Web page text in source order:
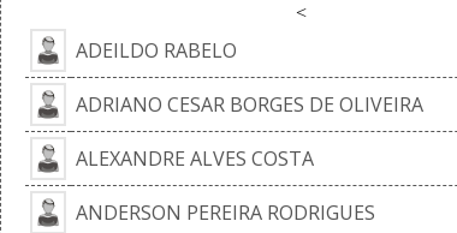
<
ADEILDO RABELO
ADRIANO CESAR BORGES DE OLIVEIRA
ALEXANDRE ALVES COSTA
ANDERSON PEREIRA RODRIGUES